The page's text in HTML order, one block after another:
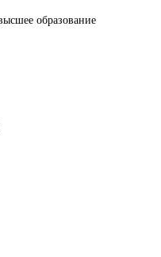
образование